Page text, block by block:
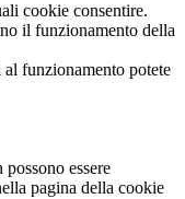
cookie consentire.
il funzionamento della
al funzionamento potete
essere
pagina della cookie